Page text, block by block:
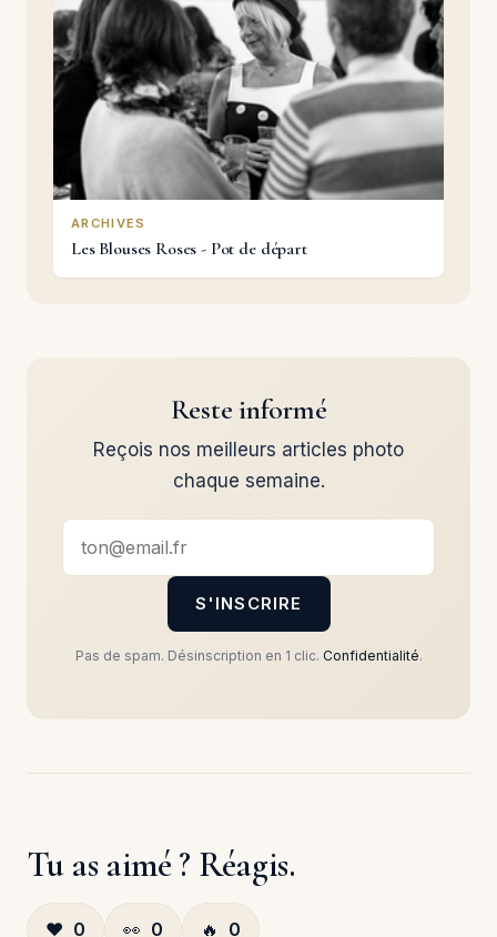
ARCHIVES
Les Blouses Roses - Pot de départ
Reste informé
Reçois nos meilleurs articles photo
chaque semaine.
S'INSCRIRE
Pas de spam. Désinscription en 1 clic. Confidentialité.
Tu as aimé ? Réagis.
❤️ 0 👀 0 🔥 0